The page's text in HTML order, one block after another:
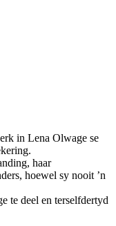
in Lena Olwage se
haar
hoewel sy nooit ’n
te deel en terselfdertyd